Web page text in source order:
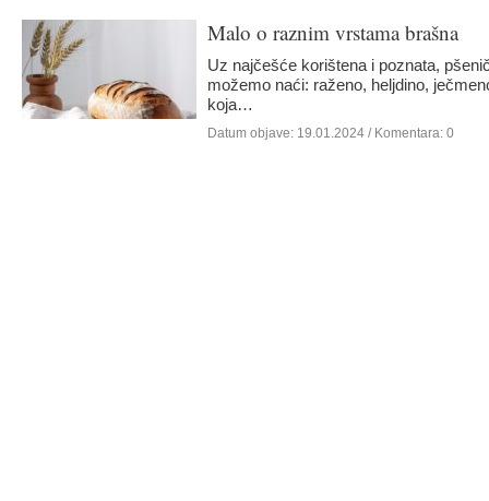
Malo o raznim vrstama brašna
Uz najčešće korištena i poznata,
možemo naći: raženo, heljdino,
koja…
Datum objave: 19.01.2024 / Komentara: 0